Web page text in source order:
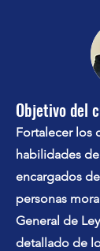
Objetivo del
Fortalecer los
habilidades
encargados
personas
General de
detallado de